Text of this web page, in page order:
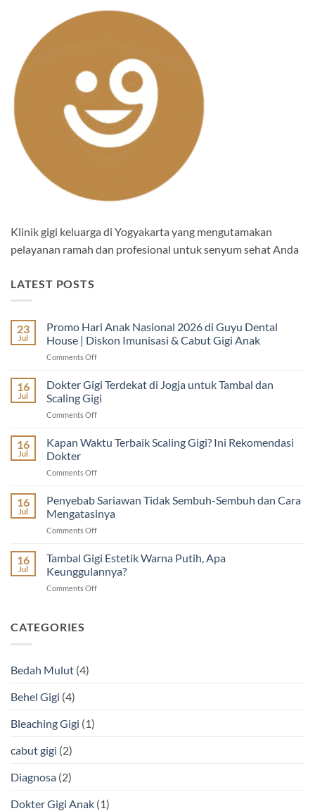
Klinik gigi keluarga di Yogyakarta yang mengutamakan
pelayanan ramah dan profesional untuk senyum sehat Anda
LATEST POSTS
23
Jul
Promo Hari Anak Nasional 2026 di Guyu Dental
House | Diskon Imunisasi & Cabut Gigi Anak
Comments Offon
Hari
Anak
Nasional
2026
Guyu
Imunisasi
&
16
Jul
Dokter Gigi Terdekat di Jogja untuk Tambal dan
Scaling Gigi
Comments Offon
Gigi
Jogja
Tambal
dan
Scaling
16
Jul
Kapan Waktu Terbaik Scaling Gigi? Ini Rekomendasi
Dokter
Comments Offon
Waktu
Scaling
Gigi?
Rekomendasi
16
Jul
Penyebab Sariawan Tidak Sembuh-Sembuh dan Cara
Mengatasinya
Comments Offon
Sariawan
Tidak
Sembuh-
Sembuh
16
Jul
Tambal Gigi Estetik Warna Putih, Apa
Keunggulannya?
Comments Offon
CATEGORIES
Bedah Mulut (4)
Behel Gigi (4)
Bleaching Gigi (1)
cabut gigi (2)
Diagnosa (2)
Dokter Gigi Anak (1)